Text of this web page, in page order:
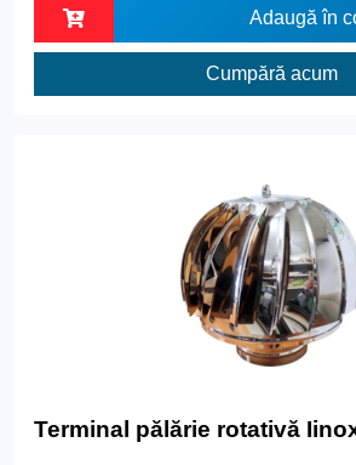
Adaugă în
Cumpără acum
Terminal pălărie rotativă